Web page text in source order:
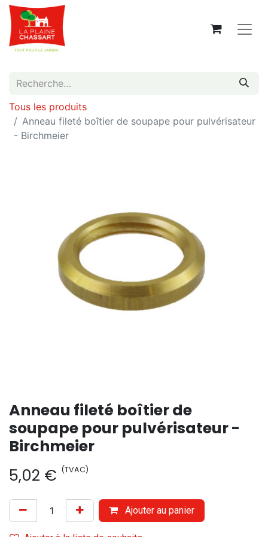
Tous les produits
Anneau fileté boîtier de soupape pour pulvérisateur
- Birchmeier
Anneau fileté boîtier de
soupape pour pulvérisateur -
Birchmeier
5,02 € (TVAC)
Ajouter au panier